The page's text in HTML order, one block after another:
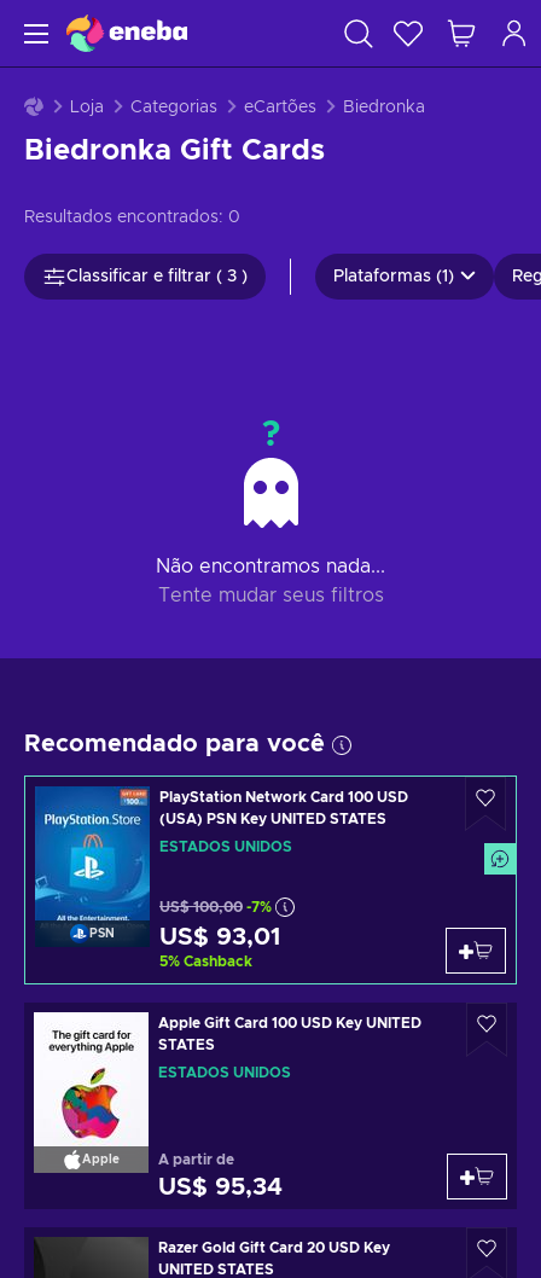
Loja Categorias eCartões Biedronka
Biedronka Gift Cards
Resultados encontrados: 0
Classificar e filtrar ( 3 ) Plataformas (1)
?
Não encontramos nada...
Tente mudar seus filtros
Recomendado para você
PSN
PlayStation Network Card 100 USD
(USA) PSN Key UNITED STATES
ESTADOS UNIDOS
US$ 100,00 -7%
US$ 93,01
5% Cashback
Apple
Apple Gift Card 100 USD Key UNITED
STATES
ESTADOS UNIDOS
A partir de
US$ 95,34
Razer Gold Gift Card 20 USD Key
UNITED STATES